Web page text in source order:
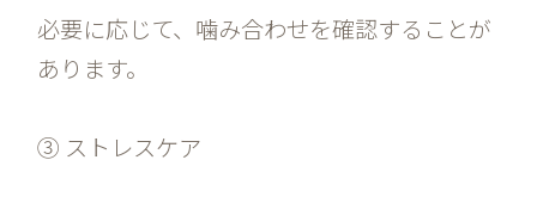
必要に応じて、噛み合わせを確認することが
あります。
③ ストレスケア